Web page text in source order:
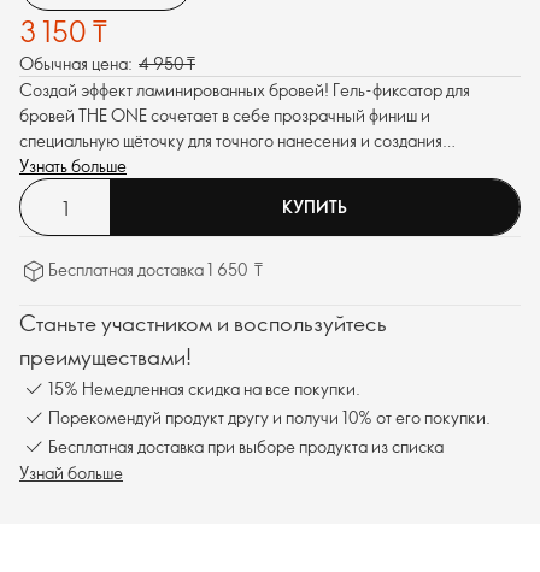
3 150 ₸
Обычная цена: 4 950 ₸
Создай эффект ламинированных бровей! Гель-фиксатор для
бровей THE ONE сочетает в себе прозрачный финиш и
специальную щёточку для точного нанесения и создания
объёмных и стильных бровей с минимальными усилиями.
Узнать больше
КУПИТЬ
Бесплатная доставка 1 650 ₸
Станьте участником и воспользуйтесь
преимуществами!
15% Немедленная скидка на все покупки.
Порекомендуй продукт другу и получи 10% от его покупки.
Бесплатная доставка при выборе продукта из списка
Узнай больше